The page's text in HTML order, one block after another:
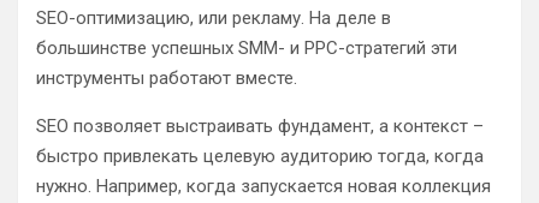
SEO-оптимизацию, или рекламу. На деле в
большинстве успешных SMM- и PPC-стратегий эти
инструменты работают вместе.
SEO позволяет выстраивать фундамент, а контекст –
быстро привлекать целевую аудиторию тогда, когда
нужно. Например, когда запускается новая коллекция